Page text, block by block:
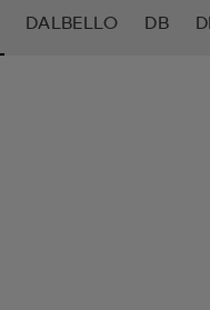
DALBELLO DB